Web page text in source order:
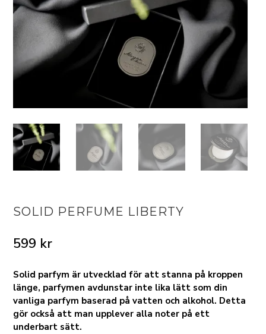
SOLID PERFUME LIBERTY
599 kr
Solid parfym är utvecklad för att stanna på kroppen
länge, parfymen avdunstar inte lika lätt som din
vanliga parfym baserad på vatten och alkohol. Detta
gör också att man upplever alla noter på ett
underbart sätt.